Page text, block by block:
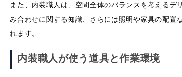
また、内装職人は、空間全体のバランスを考えるデ
み合わせに関する知識、さらには照明や家具の配置
れます。
内装職人が使う道具と作業環境